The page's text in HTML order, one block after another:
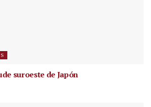
suroeste de Japón